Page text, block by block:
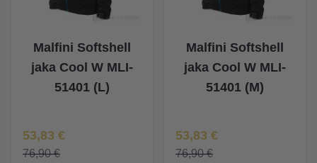
Malfini Softshell
jaka Cool W MLI-
51401 (L)
Īpaša Cena
53,83 €
76,90 €
Malfini Softshell
jaka Cool W MLI-
51401 (M)
Īpaša Cena
53,83 €
76,90 €